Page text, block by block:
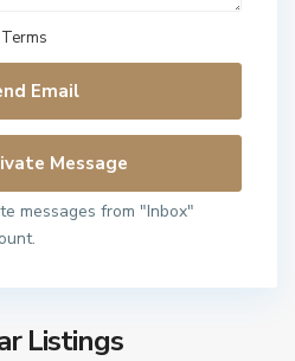
messages from "Inbox"
Listings